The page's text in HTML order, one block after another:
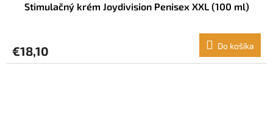
Stimulačný krém Joydivision Penisex XXL (100 ml)
€18,10 Do košíka